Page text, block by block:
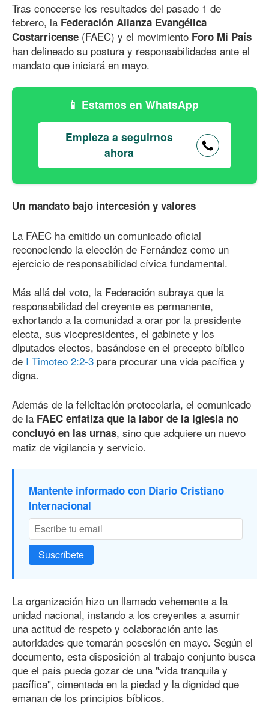
Tras conocerse los resultados del pasado 1 de
febrero, la Federación Alianza Evangélica
Costarricense (FAEC) y el movimiento Foro Mi País
han delineado su postura y responsabilidades ante el
mandato que iniciará en mayo.
Estamos en WhatsApp
Empieza a seguirnos
ahora
Un mandato bajo intercesión y valores
La FAEC ha emitido un comunicado oficial
reconociendo la elección de Fernández como un
ejercicio de responsabilidad cívica fundamental.
Más allá del voto, la Federación subraya que la
responsabilidad del creyente es permanente,
exhortando a la comunidad a orar por la presidente
electa, sus vicepresidentes, el gabinete y los
diputados electos, basándose en el precepto bíblico
de I Timoteo 2:2-3 para procurar una vida pacífica y
digna.
Además de la felicitación protocolaria, el comunicado
de la FAEC enfatiza que la labor de la Iglesia no
concluyó en las urnas, sino que adquiere un nuevo
matiz de vigilancia y servicio.
Mantente informado con Diario Cristiano
Internacional
Suscríbete
La organización hizo un llamado vehemente a la
unidad nacional, instando a los creyentes a asumir
una actitud de respeto y colaboración ante las
autoridades que tomarán posesión en mayo. Según el
documento, esta disposición al trabajo conjunto busca
que el país pueda gozar de una "vida tranquila y
pacífica", cimentada en la piedad y la dignidad que
emanan de los principios bíblicos.